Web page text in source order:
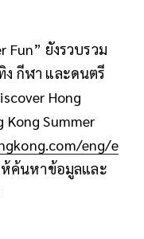
Fun” ยังรวบรวม
กีฬา และดนตรี
Hong
Kong Summer
eng/e
ห้ค้นหาข้อมูลและ